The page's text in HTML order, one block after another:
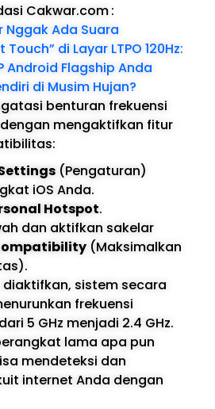
Cakwar.com:
Nggak Ada Suara
Touch” di Layar LTPO 120Hz:
Android Flagship Anda
di Musim Hujan?
benturan frekuensi
mengaktifkan fitur
(Pengaturan)
iOS Anda.
Hotspot.
dan aktifkan sakelar
(Maksimalkan
diaktifkan, sistem secara
frekuensi
5 GHz menjadi 2.4 GHz.
lama apa pun
mendeteksi dan
internet Anda dengan